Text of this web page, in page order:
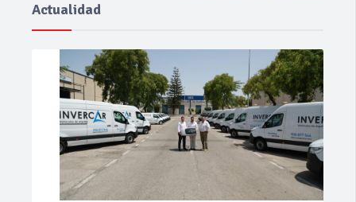
Actualidad